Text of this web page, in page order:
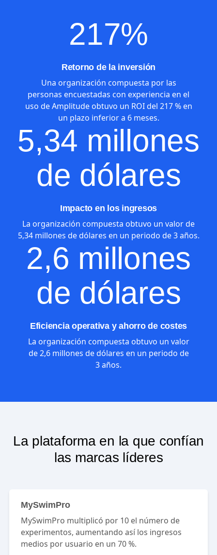
217%
Retorno de la inversión
Una organización compuesta por las
personas encuestadas con experiencia en el
uso de Amplitude obtuvo un ROI del 217 % en
un plazo inferior a 6 meses.
5,34 millones
de dólares
Impacto en los ingresos
La organización compuesta obtuvo un valor de
5,34 millones de dólares en un periodo de 3 años.
2,6 millones
de dólares
Eficiencia operativa y ahorro de costes
La organización compuesta obtuvo un valor
de 2,6 millones de dólares en un periodo de
3 años.
La plataforma en la que confían
las marcas líderes
MySwimPro
MySwimPro multiplicó por 10 el número de
experimentos, aumentando así los ingresos
medios por usuario en un 70 %.